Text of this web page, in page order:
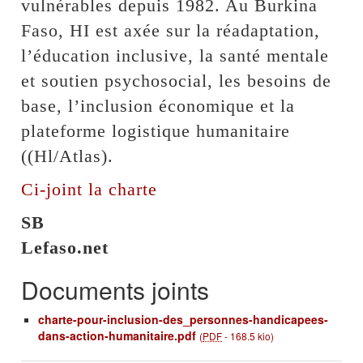
vulnérables depuis 1982. Au Burkina
Faso, HI est axée sur la réadaptation,
l’éducation inclusive, la santé mentale
et soutien psychosocial, les besoins de
base, l’inclusion économique et la
plateforme logistique humanitaire
((Hl/Atlas).
Ci-joint la charte
SB
Lefaso.net
Documents joints
charte-pour-inclusion-des_personnes-handicapees-
dans-action-humanitaire.pdf (PDF- 168.5 kio)